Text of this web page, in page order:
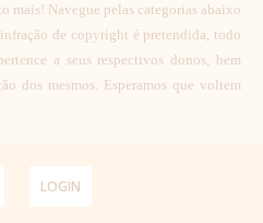
mais! Navegue pelas categorias abaixo
de copyright é pretendida, todo
a seus respectivos donos, bem
dos mesmos. Esperamos que voltem
LOGIN